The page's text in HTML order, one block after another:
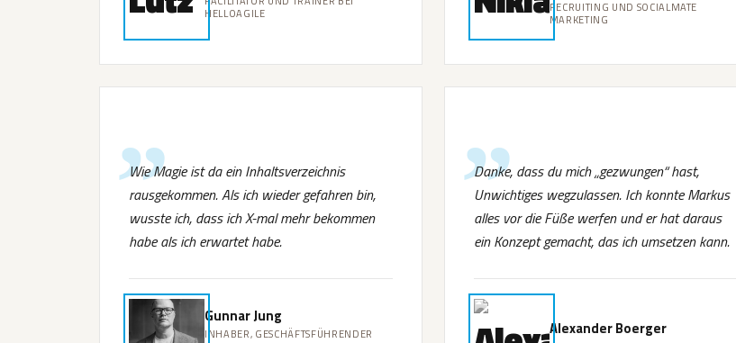
HELLOAGILE
RECRUITING UND SOCIALMATE
MARKETING
Wie Magie ist da ein Inhaltsverzeichnis
rausgekommen. Als ich wieder gefahren bin,
wusste ich, dass ich X-mal mehr bekommen
habe als ich erwartet habe.
Gunnar Jung
INHABER, GESCHÄFTSFÜHRENDER
Danke, dass du mich „gezwungen“ hast,
Unwichtiges wegzulassen. Ich konnte Markus
alles vor die Füße werfen und er hat daraus
ein Konzept gemacht, das ich umsetzen kann.
Alexander Boerger